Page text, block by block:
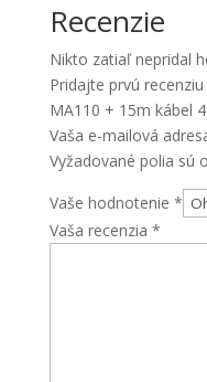
MA110
+
15m
kábel
4G1,
5/4"
Recenzie
Nikto zatiaľ nepridal
Pridajte prvú
MA110 + 15m kábel
Vaša e-mailová
Vyžadované polia sú
Vaše hodnotenie *
Vaša recenzia *